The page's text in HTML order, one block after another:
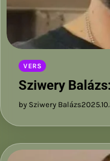
VERS
Sziwery
by Sziwery Balázs